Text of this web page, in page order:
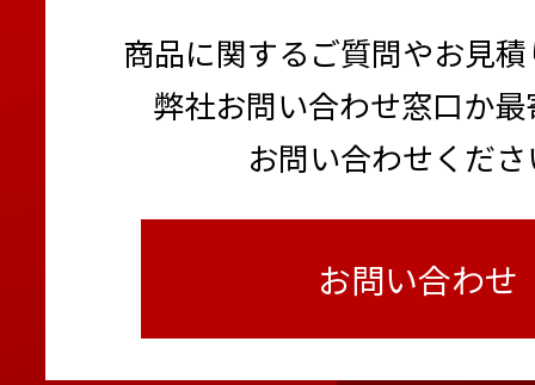
商品に関するご質問やお見
弊社お問い合わせ窓口か
お問い合わせくだ
お問い合わせ